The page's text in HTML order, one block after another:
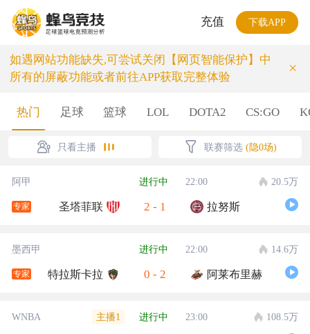
充值 下载APP
如遇网站功能缺失,可尝试关闭【网页智能保护】中
所有的屏蔽功能或者前往APP获取完整体验
×
热门 足球 篮球 LOL DOTA2 CS:GO
只看主播 联赛筛选 (隐0场)
阿甲 进行中 22:00 20.5万
专家 圣塔菲联 2 - 1 拉努斯
墨西甲 进行中 22:00 14.6万
专家 特拉斯卡拉 0 - 2 阿莱布里赫
WNBA 主播1 进行中 23:00 108.5万